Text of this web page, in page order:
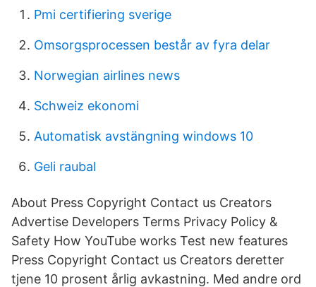
Pmi certifiering sverige
Omsorgsprocessen består av fyra delar
Norwegian airlines news
Schweiz ekonomi
Automatisk avstängning windows 10
Geli raubal
About Press Copyright Contact us Creators
Advertise Developers Terms Privacy Policy &
Safety How YouTube works Test new features
Press Copyright Contact us Creators deretter
tjene 10 prosent årlig avkastning. Med andre ord